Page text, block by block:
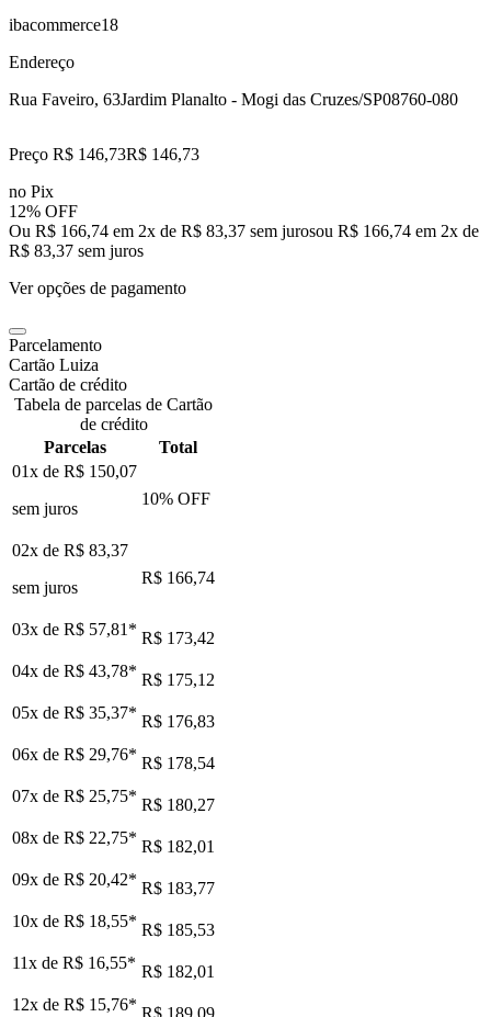
ibacommerce18
Endereço
Rua Faveiro, 63Jardim Planalto - Mogi das Cruzes/SP08760-080
Preço R$ 146,73R$ 146,73
no Pix
12% OFF
Ou R$ 166,74 em 2x de R$ 83,37 sem jurosou R$ 166,74 em 2x de
R$ 83,37 sem juros
Ver opções de pagamento
Parcelamento
Cartão Luiza
Cartão de crédito
Tabela de parcelas de Cartão
de crédito
Parcelas
Total
01x de R$ 150,07
sem juros
10% OFF
02x de R$ 83,37
sem juros
R$ 166,74
03x de R$ 57,81 * R$ 173,42
04x de R$ 43,78* R$ 175,12
05x de R$ 35,37* R$ 176,83
06x de R$ 29,76* R$ 178,54
07x de R$ 25,75* R$ 180,27
08x de R$ 22,75* R$ 182,01
09x de R$ 20,42* R$ 183,77
10x de R$ 18,55* R$ 185,53
11x de R$ 16,55* R$ 182,01
12x de R$ 15,76* R$ 189,09